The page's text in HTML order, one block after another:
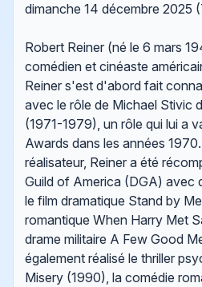
dimanche 14 décembre 2025
Robert Reiner (né le 6 mars
comédien et cinéaste
Reiner s'est d'abord fait
avec le rôle de Michael Stivic
(1971-1979), un rôle qui lui a
Awards dans les années
réalisateur, Reiner a été
Guild of America (DGA) avec
le film dramatique Stand by
romantique When Harry Met
drame militaire A Few Good
également réalisé le thriller
Misery (1990), la comédie